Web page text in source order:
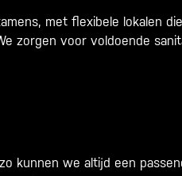
met flexibele lokalen
zorgen voor voldoende
kunnen we altijd een